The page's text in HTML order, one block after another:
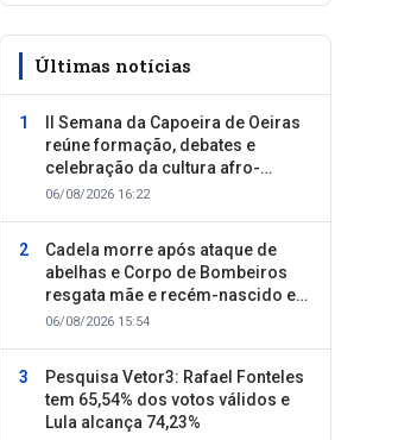
Últimas notícias
II Semana da Capoeira de Oeiras
reúne formação, debates e
celebração da cultura afro-
brasileira
06/08/2026 16:22
Cadela morre após ataque de
abelhas e Corpo de Bombeiros
resgata mãe e recém-nascido em
Oeiras
06/08/2026 15:54
Pesquisa Vetor3: Rafael Fonteles
tem 65,54% dos votos válidos e
Lula alcança 74,23%